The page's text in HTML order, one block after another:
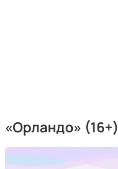
«Орландо» (16+)